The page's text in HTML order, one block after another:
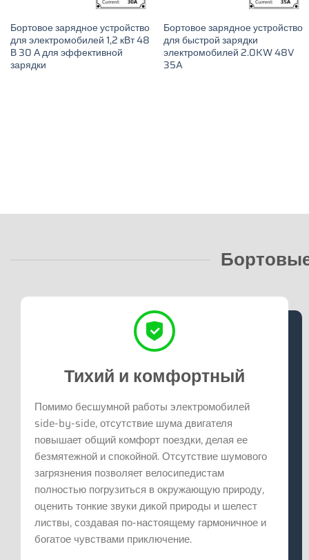
Бортовое зарядное устройство
для электромобилей 1,2 кВт 48
В 30 А для эффективной
зарядки
Бортовое зарядное устройство
для быстрой зарядки
электромобилей 2.0KW 48V
35A
Тихий и комфортный
Помимо бесшумной работы электромобилей
side-by-side, отсутствие шума двигателя
повышает общий комфорт поездки, делая ее
безмятежной и спокойной. Отсутствие шумового
загрязнения позволяет велосипедистам
полностью погрузиться в окружающую природу,
оценить тонкие звуки дикой природы и шелест
листвы, создавая по-настоящему гармоничное и
богатое чувствами приключение.